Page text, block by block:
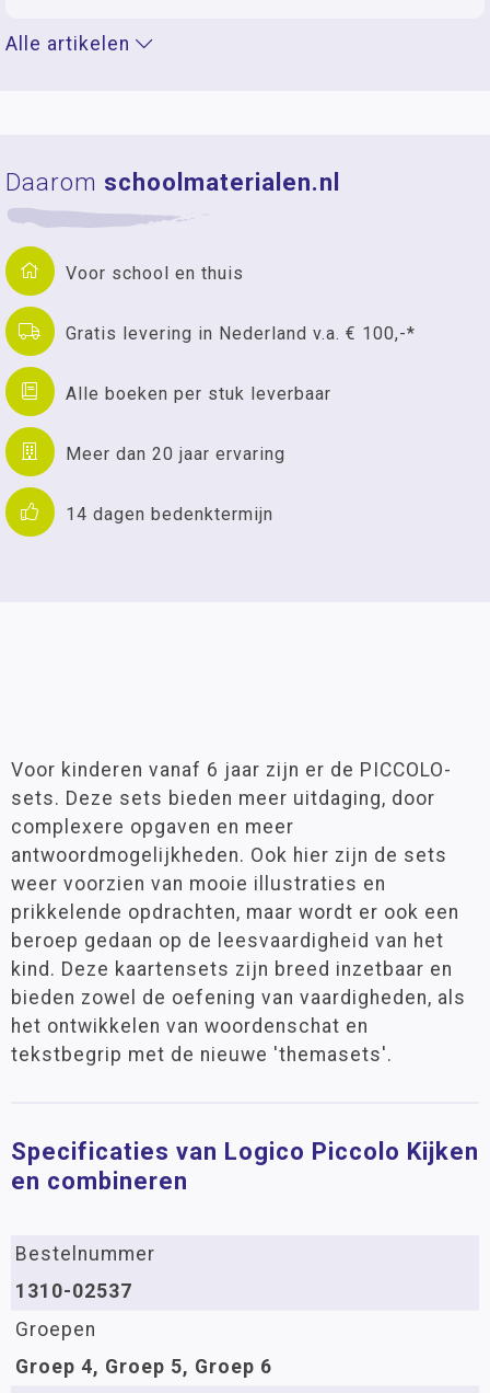
Alle artikelen
Daarom schoolmaterialen.nl
Voor school en thuis
Gratis levering in Nederland v.a. € 100,-*
Alle boeken per stuk leverbaar
Meer dan 20 jaar ervaring
14 dagen bedenktermijn
Voor kinderen vanaf 6 jaar zijn er de PICCOLO-
sets. Deze sets bieden meer uitdaging, door
complexere opgaven en meer
antwoordmogelijkheden. Ook hier zijn de sets
weer voorzien van mooie illustraties en
prikkelende opdrachten, maar wordt er ook een
beroep gedaan op de leesvaardigheid van het
kind. Deze kaartensets zijn breed inzetbaar en
bieden zowel de oefening van vaardigheden, als
het ontwikkelen van woordenschat en
tekstbegrip met de nieuwe 'themasets'.
Specificaties van Logico Piccolo Kijken
en combineren
Bestelnummer
1310-02537
Groepen
Groep 4, Groep 5, Groep 6